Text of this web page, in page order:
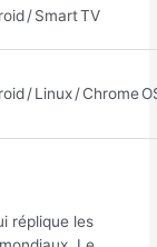
/ Smart TV
/ Linux / Chrome
réplique les